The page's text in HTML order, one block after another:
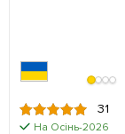
31
На Осінь-2026